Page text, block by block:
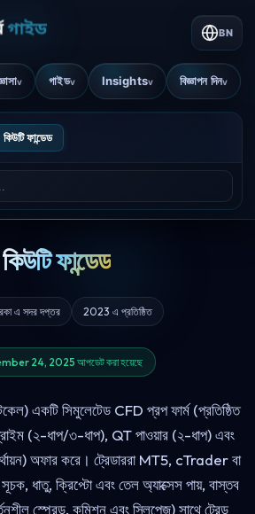
v গাইডv Insightsv বিজ্ঞাপন দিনv
BN
কিউটি ফান্ডেড
কিউটি ফান্ডেড
এ সদর দপ্তর 2023 এ প্রতিষ্ঠিত
24, 2025 আপডেট করা হয়েছে
একটি সিমুলেটেড CFD প্রপ ফার্ম (প্রতিষ্ঠিত
(২-ধাপ/৩-ধাপ), QT পাওয়ার (২-ধাপ) এবং
অফার করে। ট্রেডাররা MT5, cTrader বা
ধাতু, ক্রিপ্টো এবং তেল অ্যাক্সেস পায়, বাস্তব
স্প্রেড, কমিশন এবং স্লিপেজ) সাথে ট্রেড